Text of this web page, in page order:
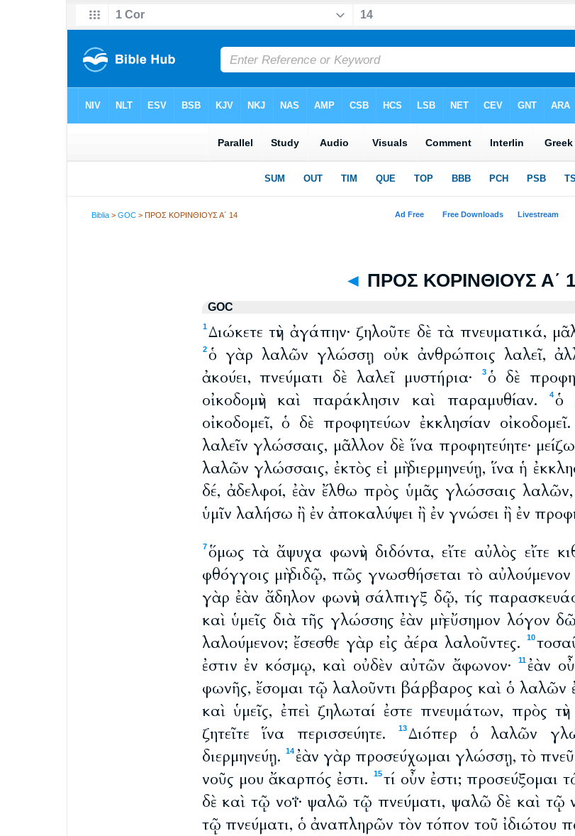
Biblia >GOC > ΠΡΟΣ ΚΟΡΙΝΘΙΟΥΣ Α΄ 14
◄ ΠΡΟΣ ΚΟΡΙΝΘΙΟΥΣ Α΄
GOC
1 Διώκετε τὴν ἀγάπην· ζηλοῦτε δὲ τὰ πνευματικά,
2 ὁ γὰρ λαλῶν γλώσσῃ οὐκ ἀνθρώποις λαλεῖ,
ἀκούει, πνεύματι δὲ λαλεῖ μυστήρια·
3ὁ δὲ
οἰκοδομὴν καὶ παράκλησιν καὶ παραμυθίαν.
4ὁ
οἰκοδομεῖ, ὁ δὲ προφητεύων ἐκκλησίαν οἰκοδομεῖ.
λαλεῖν γλώσσαις, μᾶλλον δὲ ἵνα προφητεύητε·
λαλῶν γλώσσαις, ἐκτὸς εἰ μὴ διερμηνεύῃ, ἵνα ἡ
δέ, ἀδελφοί, ἐὰν ἔλθω πρὸς ὑμᾶς γλώσσαις
ὑμῖν λαλήσω ἢ ἐν ἀποκαλύψει ἢ ἐν γνώσει ἢ ἐν
7 ὅμως τὰ ἄψυχα φωνὴν διδόντα, εἴτε αὐλὸς εἴτε
φθόγγοις μὴ διδῷ, πῶς γνωσθήσεται τὸ αὐλούμενον
γὰρ ἐὰν ἄδηλον φωνὴν σάλπιγξ δῷ, τίς
καὶ ὑμεῖς διὰ τῆς γλώσσης ἐὰν μὴ εὔσημον λόγον
λαλούμενον; ἔσεσθε γὰρ εἰς ἀέρα λαλοῦντες.
10
ἐστιν ἐν κόσμῳ, καὶ οὐδὲν αὐτῶν ἄφωνον·
11 ἐὰν
φωνῆς, ἔσομαι τῷ λαλοῦντι βάρβαρος καὶ ὁ λαλῶν
καὶ ὑμεῖς, ἐπεὶ ζηλωταί ἐστε πνευμάτων, πρὸς τὴν
ζητεῖτε ἵνα περισσεύητε.
13Διόπερ ὁ λαλῶν
διερμηνεύῃ.
14 ἐὰν γὰρ προσεύχωμαι γλώσσῃ, τὸ
νοῦς μου ἄκαρπός ἐστι.
15τί οὖν ἐστι; προσεύξομαι
δὲ καὶ τῷ νοΐ· ψαλῶ τῷ πνεύματι, ψαλῶ δὲ καὶ τῷ
τῷ πνεύματι, ὁ ἀναπληρῶν τὸν τόπον τοῦ ἰδιώτου